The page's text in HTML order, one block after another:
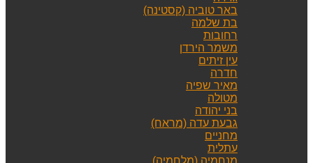
באר טוביה (קסטינה)
בת שלמה
רחובות
משמר הירדן
עין זיתים
חדרה
מאיר שפיה
מטולה
בני יהודה
גבעת עדה (מראח)
מחניים
עתלית
מנחמיה (מלחמיה)